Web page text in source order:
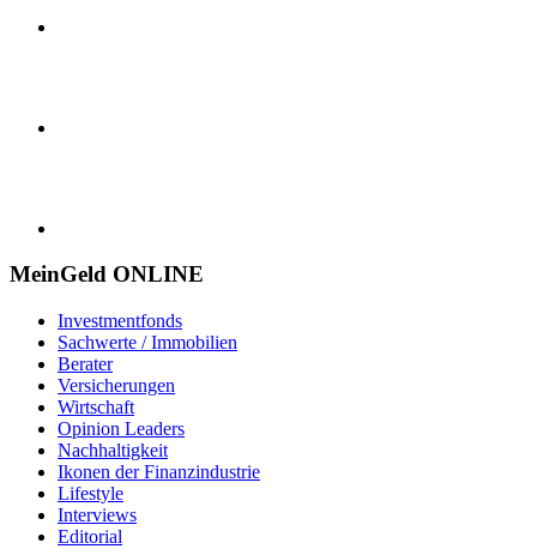
MeinGeld ONLINE
Investmentfonds
Sachwerte / Immobilien
Berater
Versicherungen
Wirtschaft
Opinion Leaders
Nachhaltigkeit
Ikonen der Finanzindustrie
Lifestyle
Interviews
Editorial